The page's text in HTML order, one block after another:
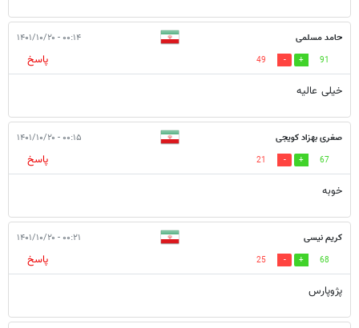
حامد مسلمی ۰۰:۱۴ - ۱۴۰۱/۱۰/۲۰
91
49
پاسخ
خیلی عالیه
صغری بهزاد کویجی ۰۰:۱۵ - ۱۴۰۱/۱۰/۲۰
67
21
پاسخ
خوبه
کریم نیسی ۰۰:۲۱ - ۱۴۰۱/۱۰/۲۰
68
25
پاسخ
پژوپارس